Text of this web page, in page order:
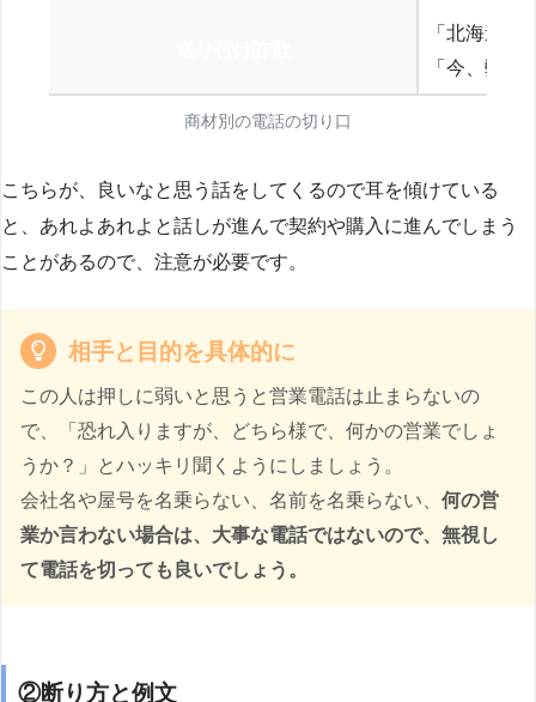
「北海道
「今、弊
商材別の電話の切り口
こちらが、良いなと思う話をしてくるので耳を傾けている
と、あれよあれよと話しが進んで契約や購入に進んでしまう
ことがあるので、注意が必要です。
相手と目的を具体的に
この人は押しに弱いと思うと営業電話は止まらないの
で、「恐れ入りますが、どちら様で、何かの営業でしょ
うか？」とハッキリ聞くようにしましょう。
会社名や屋号を名乗らない、名前を名乗らない、 何の営
業か言わない場合は、大事な電話ではないので、無視し
て電話を切っても良いでしょう。
②断り方と例文